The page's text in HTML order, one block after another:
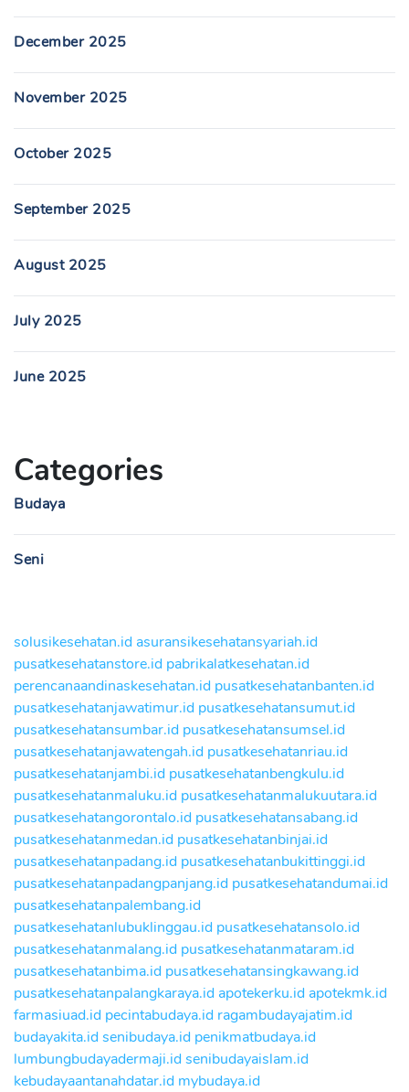
December 2025
November 2025
October 2025
September 2025
August 2025
July 2025
June 2025
Categories
Budaya
Seni
solusikesehatan.id asuransikesehatansyariah.id
pusatkesehatanstore.id pabrikalatkesehatan.id
perencanaandinaskesehatan.id pusatkesehatanbanten.id
pusatkesehatanjawatimur.id pusatkesehatansumut.id
pusatkesehatansumbar.id pusatkesehatansumsel.id
pusatkesehatanjawatengah.id pusatkesehatanriau.id
pusatkesehatanjambi.id pusatkesehatanbengkulu.id
pusatkesehatanmaluku.id pusatkesehatanmalukuutara.id
pusatkesehatangorontalo.id pusatkesehatansabang.id
pusatkesehatanmedan.id pusatkesehatanbinjai.id
pusatkesehatanpadang.id pusatkesehatanbukittinggi.id
pusatkesehatanpadangpanjang.id pusatkesehatandumai.id
pusatkesehatanpalembang.id
pusatkesehatanlubuklinggau.id pusatkesehatansolo.id
pusatkesehatanmalang.id pusatkesehatanmataram.id
pusatkesehatanbima.id pusatkesehatansingkawang.id
pusatkesehatanpalangkaraya.id apotekerku.id apotekmk.id
farmasiuad.id pecintabudaya.id ragambudayajatim.id
budayakita.idsenibudaya.id penikmatbudaya.id
lumbungbudayadermaji.idsenibudayaislam.id
kebudayaantanahdatar.id mybudaya.id